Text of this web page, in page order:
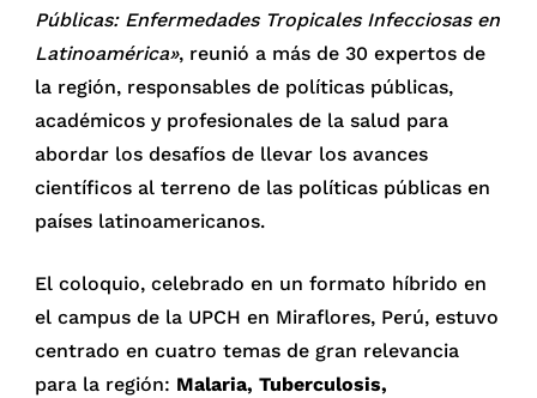
Públicas: Enfermedades Tropicales Infecciosas en
Latinoamérica», reunió a más de 30 expertos de
la región, responsables de políticas públicas,
académicos y profesionales de la salud para
abordar los desafíos de llevar los avances
científicos al terreno de las políticas públicas en
países latinoamericanos.
El coloquio, celebrado en un formato híbrido en
el campus de la UPCH en Miraflores, Perú, estuvo
centrado en cuatro temas de gran relevancia
para la región: Malaria, Tuberculosis,